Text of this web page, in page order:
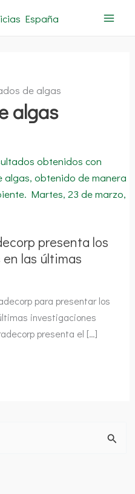
de algas
algas
presenta los
las últimas
para presentar los
investigaciones
presenta el […]